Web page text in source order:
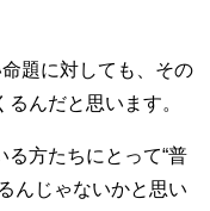
美しさの哲学
択
命題に対しても、その
んだと思います。
方たちにとって“普
んじゃないかと思い